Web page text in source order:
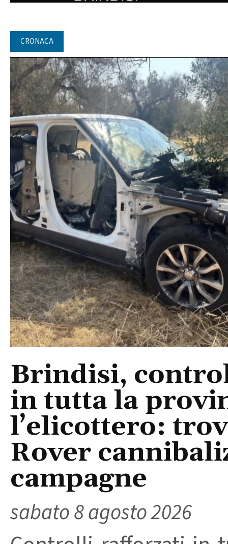
CRONACA
Brindisi,
in tutta la
l’elicottero:
Rover
campagne
sabato 8 agosto 2026